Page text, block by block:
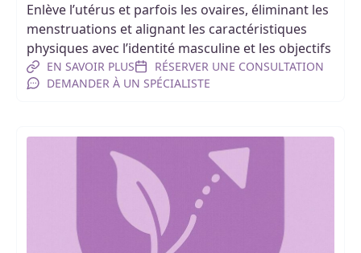
Enlève l’utérus et parfois les ovaires, éliminant les
menstruations et alignant les caractéristiques
physiques avec l’identité masculine et les objectifs
EN SAVOIR PLUS
RÉSERVER UNE CONSULTATION
DEMANDER À UN SPÉCIALISTE